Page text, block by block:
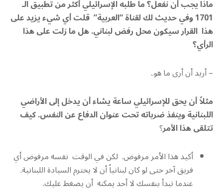
ماذا يجب أن نفعل؟ ما طلبه الإسرائيلي أكثر من تطبيق الـ
1701 وفي حديث لك لقناة “العربية” قلت أي شيء يزيد على
هذا القرار سيكون محل رفض لبناني.هل ما زلت على هذا
الرأي؟
– أريد أن أرى ما هو..
مثلاً أن يحق للإسرائيلي ساعة يشاء أن يدخل إلى الأراضي
اللبنانية وينفذ ضرباته تحت عنوان الدفاع عن النفس. كيف
تتلقى هذا الأمر؟
أكيد هذا الأمر مرفوض. لكن في الوقت نفسه مرفوض أي
فريق آخر حتى لو كان لبنانياً أن لا يحترم السيادة اللبنانية.
عندما تبدأ بنفسك لا أحد يمكنه أن يضغط عليك.